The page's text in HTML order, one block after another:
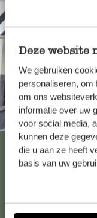
Deze website
We gebruiken
personaliseren, om
om ons
informatie over uw
voor social media,
kunnen deze
die u aan ze heeft
basis van uw
Voir les 62
Service